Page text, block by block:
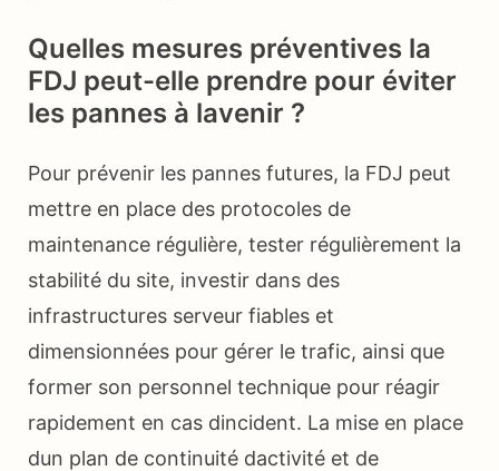
Quelles mesures préventives la
FDJ peut-elle prendre pour éviter
les pannes à lavenir ?
Pour prévenir les pannes futures, la FDJ peut
mettre en place des protocoles de
maintenance régulière, tester régulièrement la
stabilité du site, investir dans des
infrastructures serveur fiables et
dimensionnées pour gérer le trafic, ainsi que
former son personnel technique pour réagir
rapidement en cas dincident. La mise en place
dun plan de continuité dactivité et de